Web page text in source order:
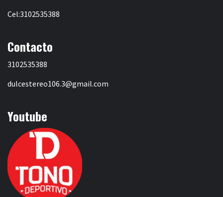
Cel:3102535388
Contacto
3102535388
dulcestereo106.3@gmail.com
Youtube